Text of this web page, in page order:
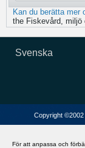
För att anpassa och
Kan du berätta mer
the Fiskevård, miljö
Svenska
Copyright ©2002